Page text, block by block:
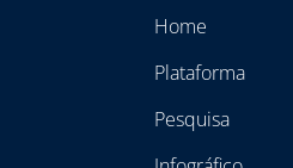
Home
Plataforma
Pesquisa